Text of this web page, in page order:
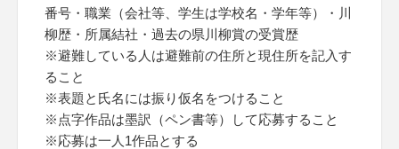
番号・職業（会社等、学生は学校名・学年等）・川
柳歴・所属結社・過去の県川柳賞の受賞歴
※避難している人は避難前の住所と現住所を記入す
ること
※表題と氏名には振り仮名をつけること
※点字作品は墨訳（ペン書等）して応募すること
※応募は一人1作品とする